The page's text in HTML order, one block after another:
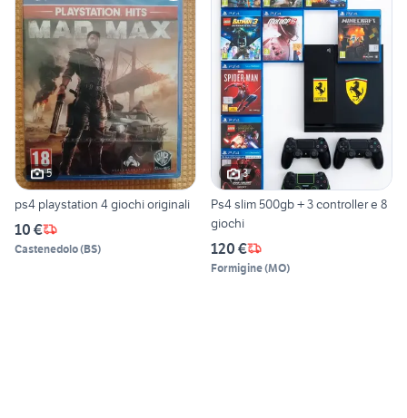
5
ps4 playstation 4 giochi originali
10 €
Castenedolo(BS)
3
Ps4 slim 500gb + 3 controller e 8
giochi
120 €
Formigine(MO)